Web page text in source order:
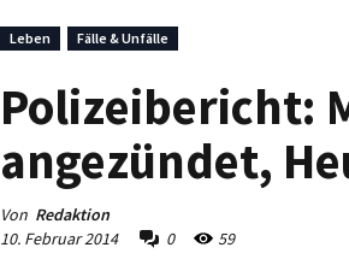
Leben Fälle & Unfälle
Polizeibericht:
angezündet,
Von Redaktion
10. Februar 2014
0 59